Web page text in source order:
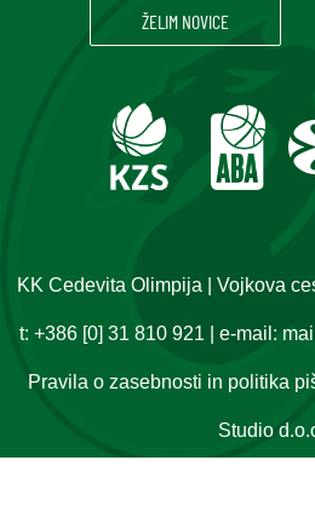
KK Cedevita Olimpija | Vojkova
t: +386 [0] 31 810 921 | e-mail:
Pravila o zasebnosti in politika
Studio